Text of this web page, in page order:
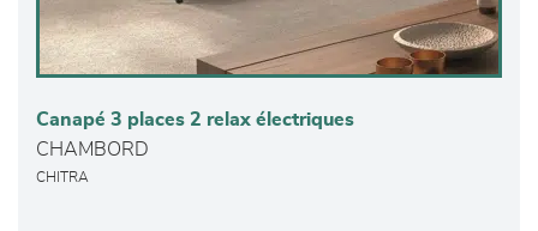
Canapé 3 places 2 relax électriques
CHAMBORD
CHITRA